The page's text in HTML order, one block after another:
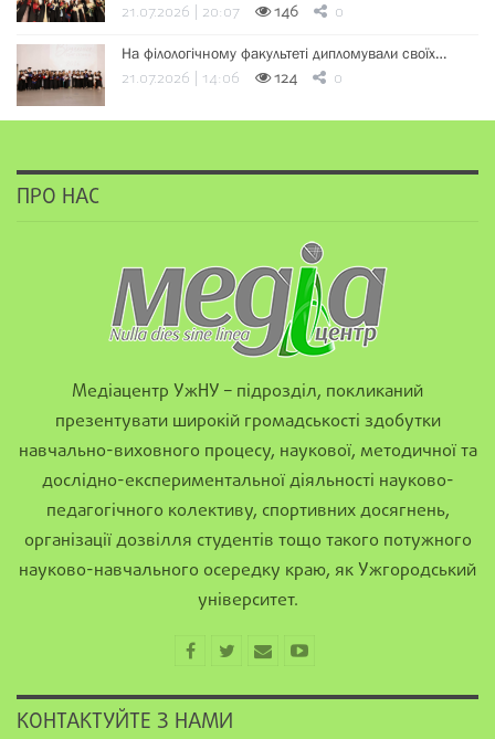
21.07.2026 | 20:07 146 0
На філологічному факультеті дипломували своїх…
21.07.2026 | 14:06 124 0
ПРО НАС
Медіацентр УжНУ – підрозділ, покликаний
презентувати широкій громадськості здобутки
навчально-виховного процесу, наукової, методичної та
дослідно-експериментальної діяльності науково-
педагогічного колективу, спортивних досягнень,
організації дозвілля студентів тощо такого потужного
науково-навчального осередку краю, як Ужгородський
університет.
КОНТАКТУЙТЕ З НАМИ